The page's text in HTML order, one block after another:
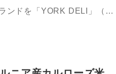
冷凍おにぎりの増産体制が
りの取扱店の拡大に踏み切
は、通常のおにぎりと同様
地
ンドを「YORK DELI」（ヨ
開催した。 1周年を記念し
の日曜日の2日間限定で「山
・デリ1周年感謝握り」の3